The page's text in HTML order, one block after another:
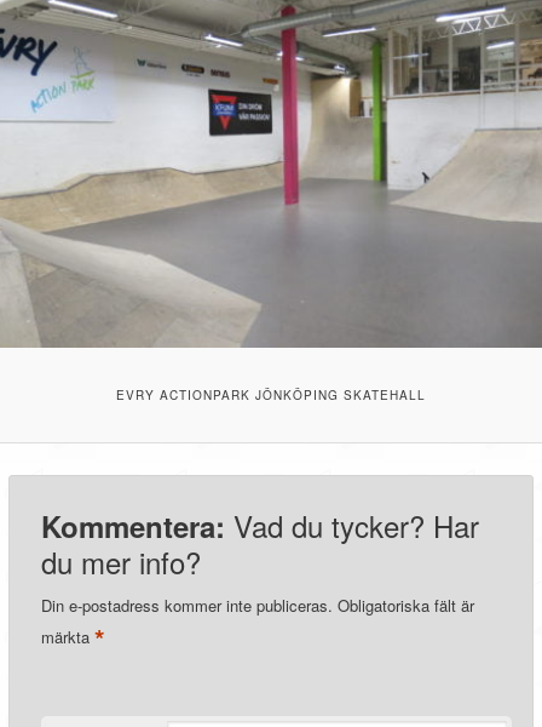
EVRY ACTIONPARK JÖNKÖPING SKATEHALL
Kommentera: Vad du tycker? Har
du mer info?
Din e-postadress kommer inte publiceras. Obligatoriska fält är
märkta*